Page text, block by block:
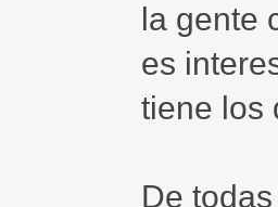
la gente
es
tiene los
De